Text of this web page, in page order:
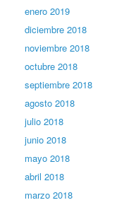
enero 2019
diciembre 2018
noviembre 2018
octubre 2018
septiembre 2018
agosto 2018
julio 2018
junio 2018
mayo 2018
abril 2018
marzo 2018